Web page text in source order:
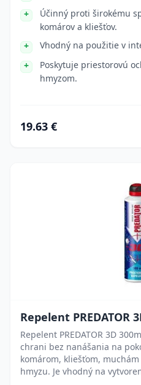
Účinný proti širokému
komárov a kliešťov.
Vhodný na použitie v
Poskytuje priestorovú
hmyzom.
19.63 €
Repelent PREDATOR
Repelent PREDATOR 3D
chrani bez nanášania na
komárom, kliešťom,
hmyzu. Je vhodný na